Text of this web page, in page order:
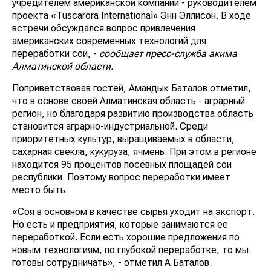
учредителем американской компании - руководителем
проекта «Tuscarora International» Энн Эллисон. В ходе
встречи обсуждался вопрос привлечения
американских современных технологий для
переработки сои, - сообщает пресс-служба акима
Алматинской области.
Поприветствовав гостей, Амандык Баталов отметил,
что в основе своей Алматинская область - аграрный
регион, но благодаря развитию производства область
становится аграрно-индустриальной. Среди
приоритетных культур, выращиваемых в области,
сахарная свекла, кукуруза, ячмень. При этом в регионе
находится 95 процентов посевных площадей сои
республики. Поэтому вопрос переработки имеет
место быть.
«Соя в основном в качестве сырья уходит на экспорт.
Но есть и предприятия, которые занимаются ее
переработкой. Если есть хорошие предложения по
новым технологиям, по глубокой переработке, то мы
готовы сотрудничать», - отметил А.Баталов.